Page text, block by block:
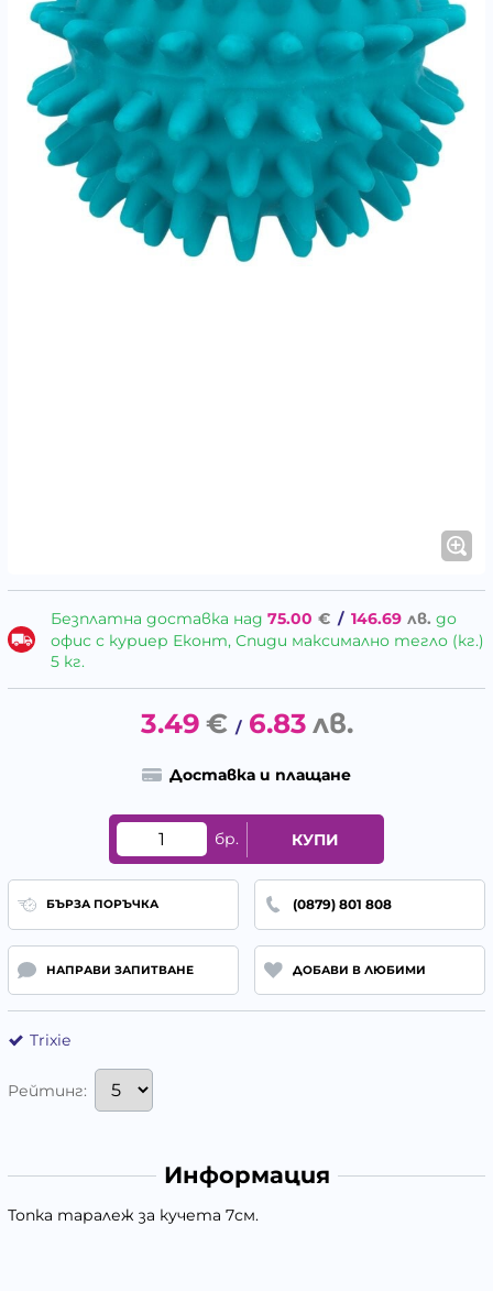
Безплатна доставка над 75.00 € / 146.69 лв. до
офис с куриер Еконт, Спиди максимално тегло (кг.)
5 кг.
3.49 € / 6.83 лв.
Доставка и плащане
бр. КУПИ
БЪРЗА ПОРЪЧКА (0879) 801 808
НАПРАВИ ЗАПИТВАНЕ ДОБАВИ В ЛЮБИМИ
Trixie
Рейтинг:
Информация
Топка таралеж за кучета 7см.